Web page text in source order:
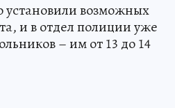
установили возможных
и в отдел полиции уже
– им от 13 до 14